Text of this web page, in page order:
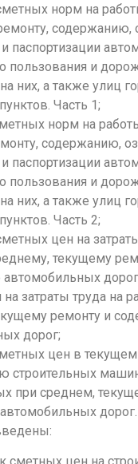
норм на
содержанию,
и паспортизации
пользования и
них, а также улиц
Часть 1;
норм на
содержанию,
и паспортизации
пользования и
них, а также улиц
Часть 2;
цен на
текущему
затраты труда на
ремонту и
дорог;
цен в текущем
строительных
при среднем,
дорог.